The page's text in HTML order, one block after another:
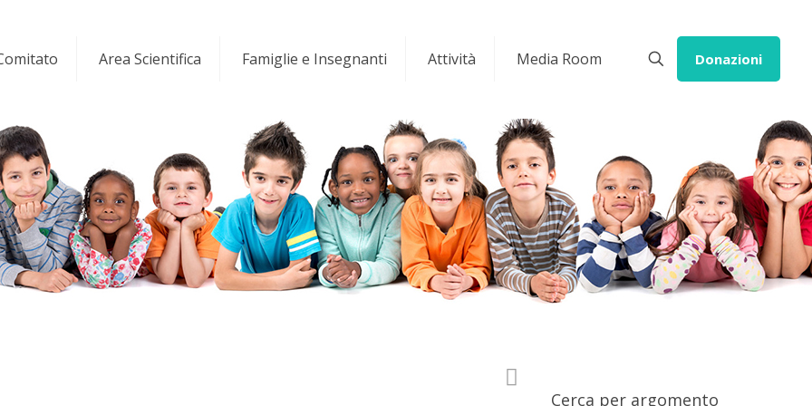
Area Scientifica Famiglie e Insegnanti Attività Media Room Donazioni
Cerca per argomento